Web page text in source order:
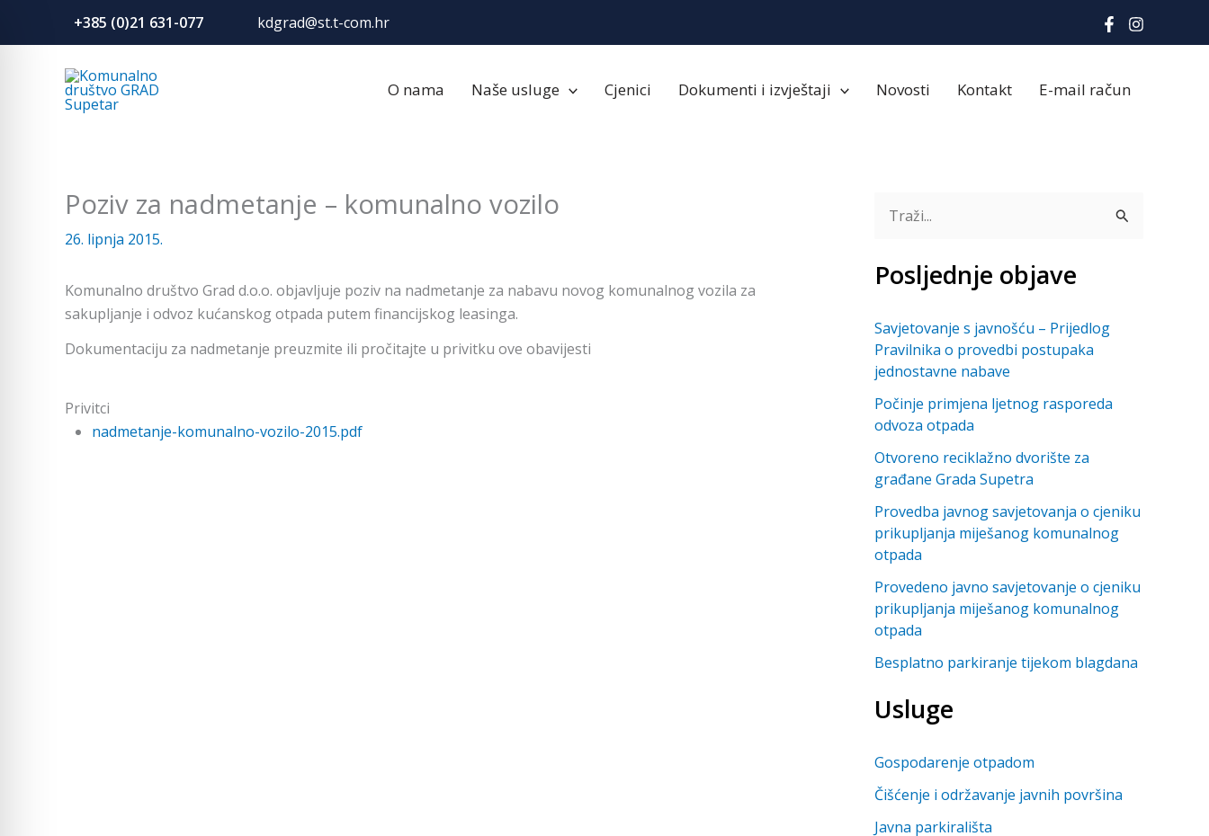
+385 (0)21 631-077 kdgrad@st.t-com.hr
O nama Naše usluge Cjenici Dokumenti i izvještaji Novosti Kontakt E-mail račun
Poziv za nadmetanje – komunalno vozilo
26. lipnja 2015.
Komunalno društvo Grad d.o.o. objavljuje poziv na nadmetanje za nabavu novog komunalnog vozila za
sakupljanje i odvoz kućanskog otpada putem financijskog leasinga.
Dokumentaciju za nadmetanje preuzmite ili pročitajte u privitku ove obavijesti
Privitci
nadmetanje-komunalno-vozilo-2015.pdf
a
i
:
Posljednje objave
Savjetovanje s javnošću – Prijedlog
Pravilnika o provedbi postupaka
jednostavne nabave
Počinje primjena ljetnog rasporeda
odvoza otpada
Otvoreno reciklažno dvorište za
građane Grada Supetra
Provedba javnog savjetovanja o cjeniku
prikupljanja miješanog komunalnog
otpada
Provedeno javno savjetovanje o cjeniku
prikupljanja miješanog komunalnog
otpada
Besplatno parkiranje tijekom blagdana
Usluge
Gospodarenje otpadom
Čišćenje i održavanje javnih površina
Javna parkirališta